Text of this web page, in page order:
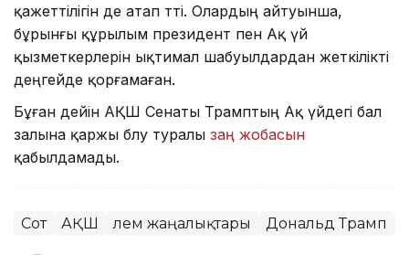
қажеттілігін де атап өтті. Олардың айтуынша,
бұрынғы құрылым президент пен Ақ үй
қызметкерлерін ықтимал шабуылдардан жеткілікті
деңгейде қорғамаған.
Бұған дейін АҚШ Сенаты Трамптың Ақ үйдегі бал
залына қаржы бөлу туралы заң жобасын
қабылдамады.
Сот АҚШ Әлем жаңалықтары Дональд Трамп